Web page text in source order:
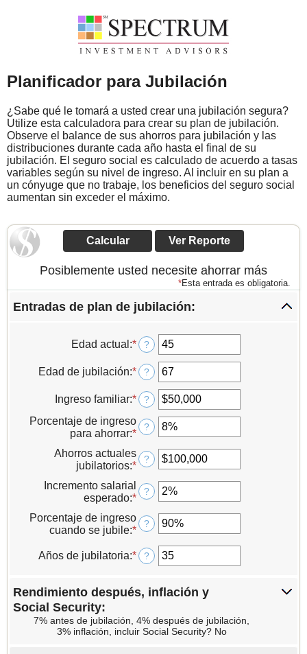
Planificador para Jubilación
¿Sabe qué le tomará a usted crear una jubilación segura?
Utilize esta calculadora para crear su plan de jubilación.
Observe el balance de sus ahorros para jubilación y las
distribuciones durante cada año hasta el final de su
jubilación. El seguro social es calculado de acuerdo a tasas
variables según su nivel de ingreso. Al incluir en su plan a
un cónyuge que no trabaje, los beneficios del seguro social
aumentan sin exceder el máximo.
Posiblemente usted necesite ahorrar más
*Esta entrada es obligatoria.
Entradas de plan de jubilación:
Edad actual :*Ingresa
un
monto
entre
14
y
90
?
Edad de jubilación:*Ingresa
un
monto
entre
10
y
?
Ingreso familiar:*Ingresa
un
monto
entre
$1
y
$10,000,000
?
Porcentaje de ingreso
para ahorrar:*Ingresa
monto
entre
0%
y
?
Ahorros actuales
jubilatorios:*Ingresa
monto
entre
$0
y
?
Incremento salarial
esperado:*Ingresa
monto
entre
0%
y
?
Porcentaje de ingreso
cuando se jubile:*Ingresa
monto
entre
y
?
Años de jubilatoria:*Ingresa
un
entre
y
100
?
Rendimiento después, inflación y
Social Security:
7% antes de jubilación, 4% después de jubilación,
3% inflación, incluir Social Security? No